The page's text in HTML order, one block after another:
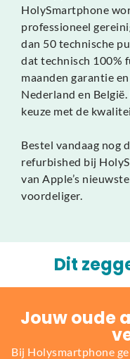
HolySmartphone
professioneel
dan 50 technische
dat technisch 100%
maanden garantie
Nederland en
keuze met de
Bestel vandaag nog
refurbished bij
van Apple’s
voordeliger.
Dit
Jouw oude
Bij Holysmartphone